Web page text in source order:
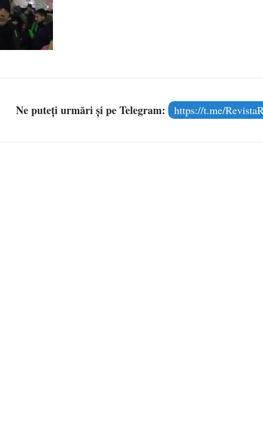
Ne puteți urmări și pe Telegram: https://t.me/